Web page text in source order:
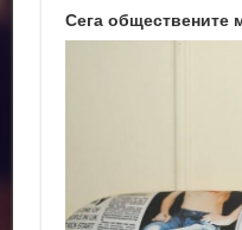
Сега обществените